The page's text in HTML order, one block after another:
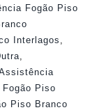
Fogão Piso
Interlagos
Piso
Piso Branco